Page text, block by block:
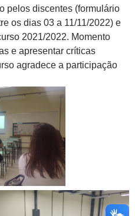
pelos discentes (formulário
os dias 03 a 11/11/2022) e
2021/2022. Momento
e apresentar críticas
agradece a participação